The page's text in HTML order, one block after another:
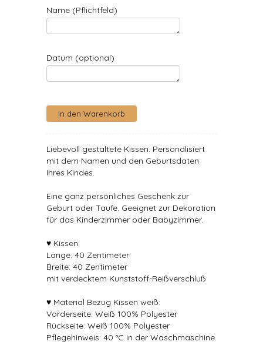
Name (Pflichtfeld)
Datum (optional)
Liebevoll gestaltete Kissen. Personalisiert
mit dem Namen und den Geburtsdaten
Ihres Kindes.
Eine ganz persönliches Geschenk zur
Geburt oder Taufe. Geeignet zur Dekoration
für das Kinderzimmer oder Babyzimmer.
♥ Kissen:
Länge: 40 Zentimeter
Breite: 40 Zentimeter
mit verdecktem Kunststoff-Reißverschluß
♥ Material Bezug Kissen weiß:
Vorderseite: Weiß 100% Polyester
Rückseite: Weiß 100% Polyester
Pflegehinweis: 40 °C in der Waschmaschine